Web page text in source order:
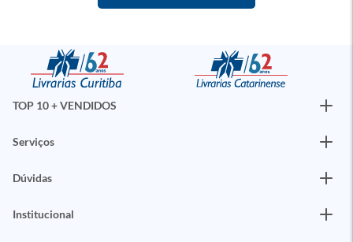
TOP 10 + VENDIDOS
Serviços
Dúvidas
Institucional